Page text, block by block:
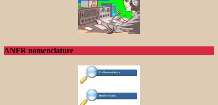
ANFR nomenclature